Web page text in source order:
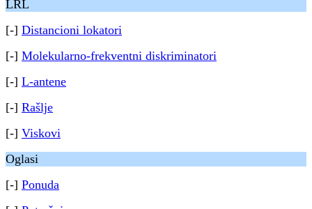
LRL
[-] Distancioni lokatori
[-] Molekularno-frekventni diskriminatori
[-] L-antene
[-] Rašlje
[-] Viskovi
Oglasi
[-] Ponuda